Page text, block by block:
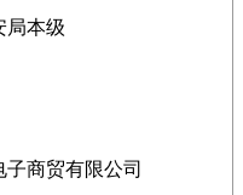
局本级
商贸有限公司